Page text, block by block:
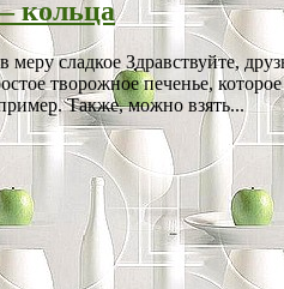
кольца
сладкое Здравствуйте,
творожное печенье,
Также, можно взять...